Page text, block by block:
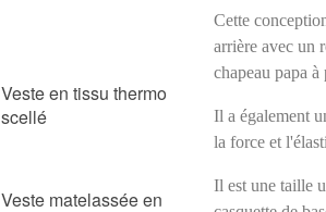
Veste en tissu thermo
scellé
Veste matelassée en